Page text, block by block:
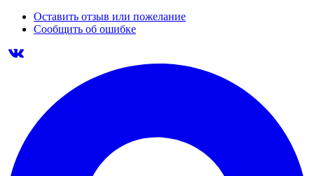
Оставить отзыв или пожелание
Сообщить об ошибке